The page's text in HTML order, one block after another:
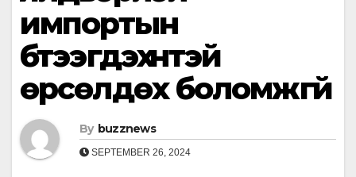
импортын
бүтээгдэхүүнтэй
өрсөлдөх боломжгүй
By buzznews
SEPTEMBER 26, 2024